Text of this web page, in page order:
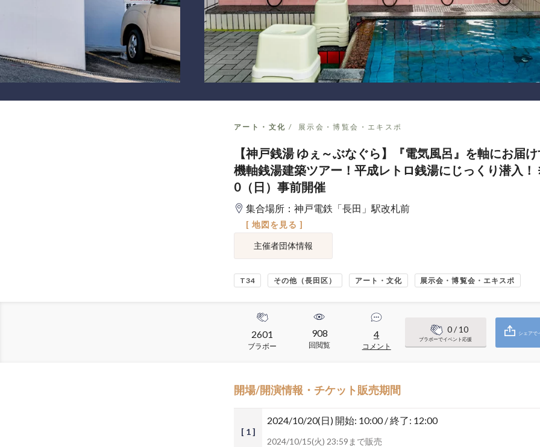
アート・文化 展示会・博覧会・エキスポ
【神戸銭湯 ゆぇ～ぶなぐら】『電気風呂』を軸にお届
機軸銭湯建築ツアー！平成レトロ銭湯にじっくり潜入
0（日）事前開催
集合場所：神戸電鉄「長田」駅改札前
[ 地図を見る ]
主催者団体情報
T34 その他（長田区） アート・文化 展示会・博覧会・エキスポ
2601
ブラボー
908
回閲覧
4
コメント
0/ 10
ブラボーでイベント応援
シェアで
開場/開演情報・チケット販売期間
[ 1 ]
2024/10/20(日) 開始: 10:00 / 終了: 12:00
2024/10/15(火) 23:59まで販売